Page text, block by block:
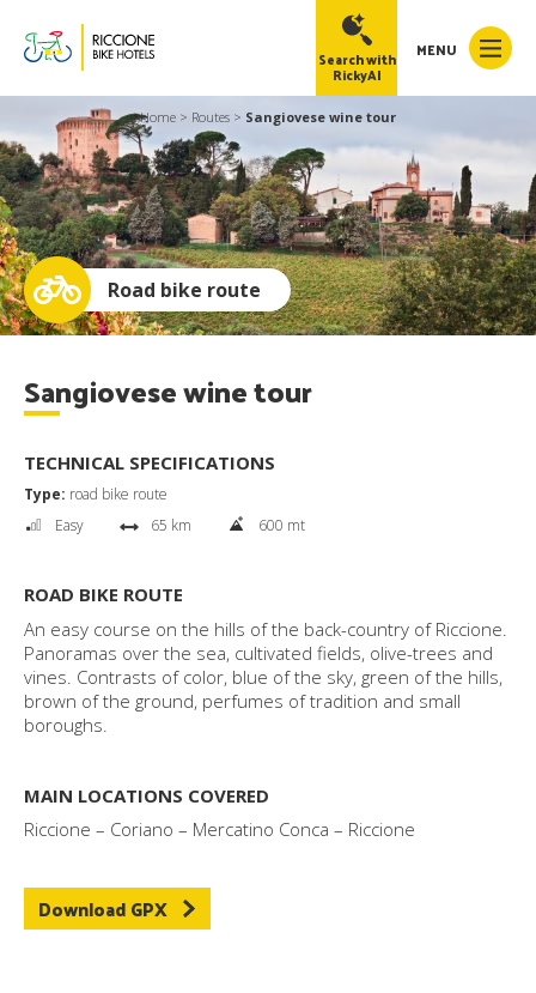
MENU
Search with
RickyAI
Home > Routes > Sangiovese wine tour
Road bike route
Sangiovese wine tour
TECHNICAL SPECIFICATIONS
Type: road bike route
Easy
65 km 600 mt
ROAD BIKE ROUTE
An easy course on the hills of the back-country of Riccione.
Panoramas over the sea, cultivated fields, olive-trees and
vines. Contrasts of color, blue of the sky, green of the hills,
brown of the ground, perfumes of tradition and small
boroughs.
MAIN LOCATIONS COVERED
Riccione – Coriano – Mercatino Conca – Riccione
Download GPX
RickyAI
● Online ×